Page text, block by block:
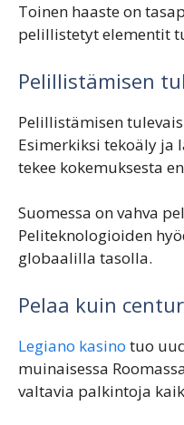
Toinen haaste on
pelillistetyt elementit
Pelillistämisen
Pelillistämisen
Esimerkiksi tekoäly
tekee kokemuksesta
Suomessa on vahva
Peliteknologioiden
globaalilla tasolla.
Pelaa kuin
Legiano kasino tuo
muinaisessa
valtavia palkintoja